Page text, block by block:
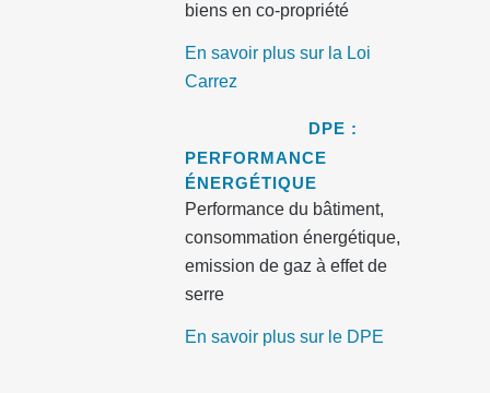
biens en co-propriété
En savoir plus sur la Loi
Carrez
DPE :
PERFORMANCE
ÉNERGÉTIQUE
Performance du bâtiment,
consommation énergétique,
emission de gaz à effet de
serre
En savoir plus sur le DPE